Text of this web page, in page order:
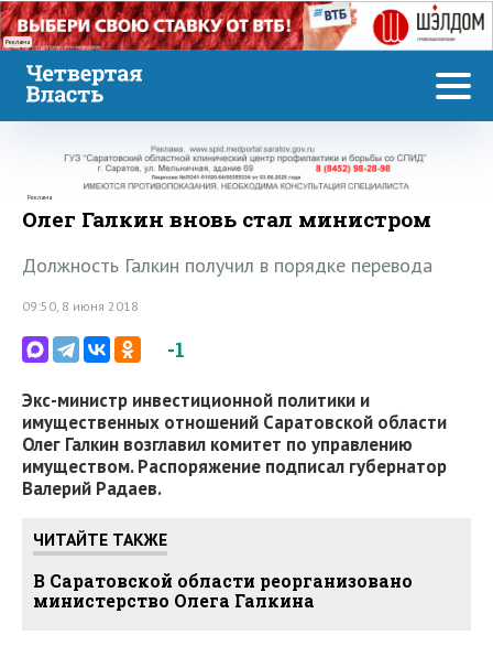
Реклама
Реклама
Олег Галкин вновь стал министром
Должность Галкин получил в порядке перевода
09:50, 8 июня 2018
-1
Экс-министр инвестиционной политики и
имущественных отношений Саратовской области
Олег Галкин возглавил комитет по управлению
имуществом. Распоряжение подписал губернатор
Валерий Радаев.
ЧИТАЙТЕ ТАКЖЕ
В Саратовской области реорганизовано
министерство Олега Галкина